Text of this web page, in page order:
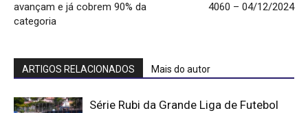
avançam e já cobrem 90% da
categoria
4060 – 04/12/2024
ARTIGOS RELACIONADOS Mais do autor
Série Rubi da Grande Liga de Futebol